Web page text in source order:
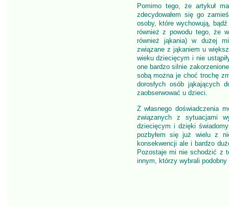
Pomimo tego, że artykuł
zdecydowałem się go
osoby, które wychowują,
również z powodu tego, że
również jąkania) w dużej
związane z jąkaniem u
wieku dziecięcym i nie
one bardzo silnie
sobą można je choć trochę
dorosłych osób jąkających
zaobserwować u dzieci.
Z własnego doświadczenia
związanych z sytuacjami
dziecięcym i dzięki
pozbyłem się już wielu z
konsekwencji ale i bardzo
Pozostaje mi nie schodzić z
innym, którzy wybrali